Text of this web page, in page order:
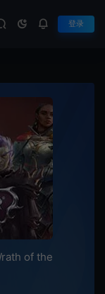
登录
of the